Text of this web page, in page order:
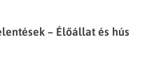
– Élőállat és hús